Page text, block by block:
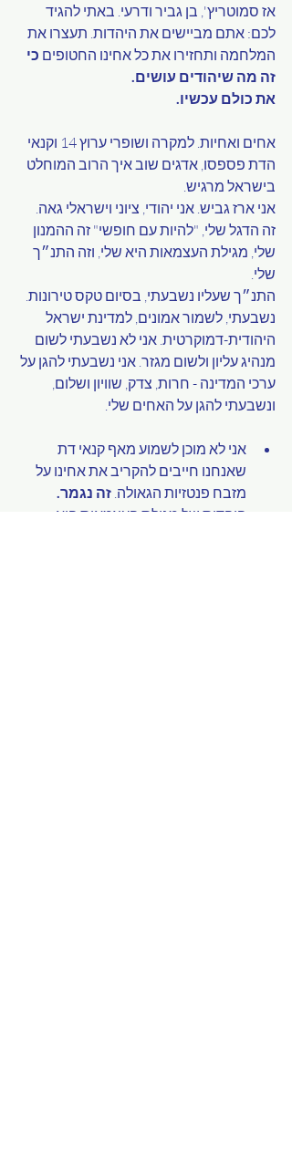
אז סמוטריץ', בן גביר ודרעי. באתי להגיד
לכם: אתם מביישים את היהדות. תעצרו את
המלחמה ותחזירו את כל אחינו החטופים כי
זה מה שיהודים עושים.
את כולם עכשיו.
אחים ואחיות. למקרה ושופרי ערוץ 14 וקנאי
הדת פספסו, אדגים שוב איך הרוב המוחלט
בישראל מרגיש.
אני ארז גביש. אני יהודי, ציוני וישראלי גאה.
זה הדגל שלי, "להיות עם חופשי" זה ההמנון
שלי, מגילת העצמאות היא שלי, וזה התנ״ך
שלי.
התנ״ך שעליו נשבעתי, בסיום טקס טירונות.
נשבעתי, לשמור אמונים, למדינת ישראל
היהודית-דמוקרטית. אני לא נשבעתי לשום
מנהיג עליון ולשום מגזר. אני נשבעתי להגן על
ערכי המדינה - חרות, צדק, שוויון ושלום,
ונשבעתי להגן על האחים שלי.
אני לא מוכן לשמוע מאף קנאי דת
שאנחנו חייבים להקריב את אחינו על
מזבח פנטזיות הגאולה. זה נגמר.
היהדות של מגילת העצמאות היא